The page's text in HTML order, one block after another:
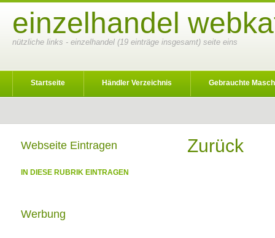
einzelhandel
nützliche links - einzelhandel (19 einträge insgesamt) seite eins
Startseite Händler Verzeichnis Gebrauchte
Zurück
Webseite Eintragen
IN DIESE RUBRIK EINTRAGEN
Werbung